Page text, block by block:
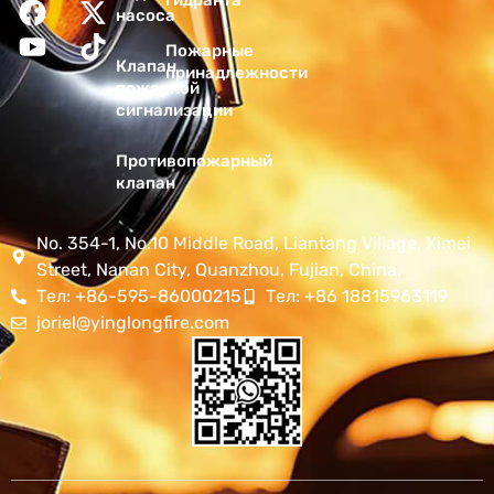
насоса
Клапан
пожарной
сигнализации
Противопожарный
клапан
Пожарные
принадлежности
No. 354-1, No.10 Middle Road, Liantang Village, Ximei
Street, Nanan City, Quanzhou, Fujian, China.
Тел: +86-595-86000215
Тел: +86 18815963119
joriel@yinglongfire.com